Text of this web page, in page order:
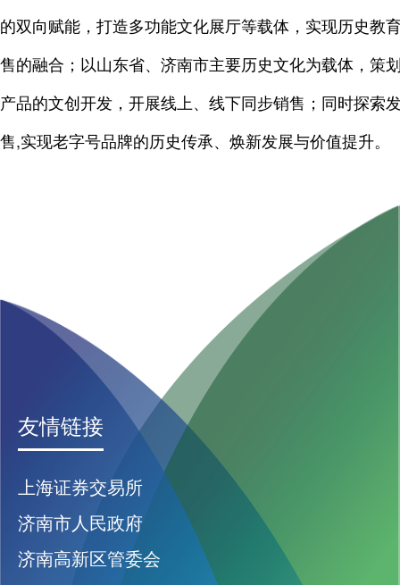
的双向赋能，打造多功能文化展厅等载体，实现历史教
售的融合；以山东省、济南市主要历史文化为载体，策
产品的文创开发，开展线上、线下同步销售；同时探索
售,实现老字号品牌的历史传承、焕新发展与价值提升。
友情链接
上海证券交易所
济南市人民政府
济南高新区管委会